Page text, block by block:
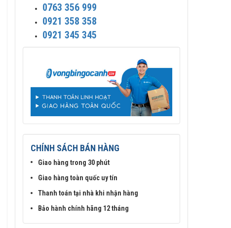
0763 356 999
0921 358 358
0921 345 345
CHÍNH SÁCH BÁN HÀNG
Giao hàng trong 30 phút
Giao hàng toàn quốc uy tín
Thanh toán tại nhà khi nhận hàng
Bảo hành chính hãng 12 tháng